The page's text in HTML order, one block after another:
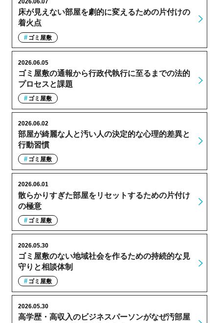
床が見えない部屋を劇的に変えるための片付けの
着火点
2026.06.07
ゴミ屋敷
ゴミ屋敷の通報から行政代執行に至るまでの法的
プロセスと課題
2026.06.05
ゴミ屋敷
部屋が綺麗な人と汚い人の決定的な心理的差異と
行動習慣
2026.06.02
ゴミ屋敷
散らかりすぎた部屋をリセットするための片付け
の極意
2026.06.01
ゴミ屋敷
ゴミ屋敷のない地域社会を作るための持続的な見
守りと相談体制
2026.05.30
ゴミ屋敷
高学歴・高収入のビジネスパーソンがなぜ汚部屋
2026.05.30